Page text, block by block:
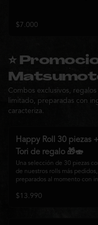
nikkei de Matsumoto.
$7.000
⭐
Combos exclusivos,
limitado, preparadas con
caracteriza.
Happy Roll 30 piezas + Hot
Tori de regalo 🎁🍣
Una selección de 30 piezas
de nuestros rolls más pedidos,
preparados al momento con
Matsumoto Nikkei. Una
$13.990